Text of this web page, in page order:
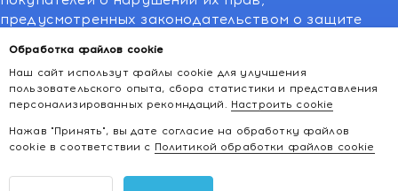
Обработка файлов cookie
Наш сайт использут файлы cookie для улучшения
пользовательского опыта, сбора статистики и представления
персонализированных рекомндаций. Настроить cookie
Нажав "Принять", вы дате согласие на обработку файлов
cookie в соответствии с Политикой обработки файлов cookie
предусмотренных законодательством о защите
операторов), info@kakvapteke.by
2026 © kakvapteke.by